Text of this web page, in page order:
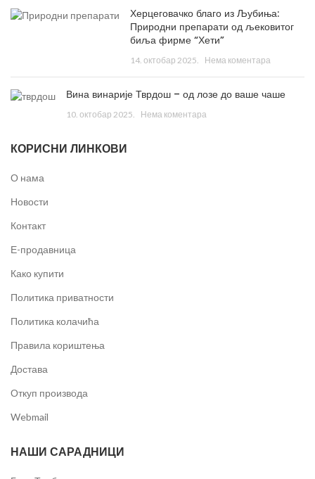
Херцеговачко благо из Љубиња:
Природни препарати од љековитог
биља фирме “Хети”
14. октобар 2025. Нема коментара
Вина винарије Тврдош – од лозе до ваше чаше
10. октобар 2025. Нема коментара
КОРИСНИ ЛИНКОВИ
О нама
Новости
Контакт
Е-продавница
Како купити
Политика приватности
Политика колачића
Правила кориштења
Достава
Откуп производа
Webmail
НАШИ САРАДНИЦИ